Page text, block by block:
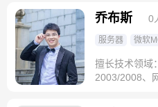
乔布斯 0
服务器 微软
擅长技术领域
2003/2008、